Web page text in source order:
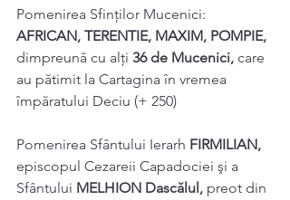
Pomenirea Sfinților Mucenici:
AFRICAN, TERENTIE, MAXIM, POMPIE,
dimpreună cu alţi 36 de Mucenici, care
au pătimit la Cartagina în vremea
împăratului Deciu (+ 250)
Pomenirea Sfântului Ierarh FIRMILIAN,
episcopul Cezareii Capadociei şi a
Sfântului MELHION Dascălul, preot din